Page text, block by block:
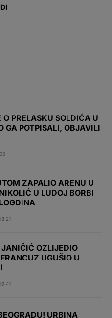
PRELASKU SOLDIĆA U
GA POTPISALI, OBJAVILI
ZAPALIO ARENU U
U LUDOJ BORBI
OZLIJEDIO
UGUŠIO U
URBINA